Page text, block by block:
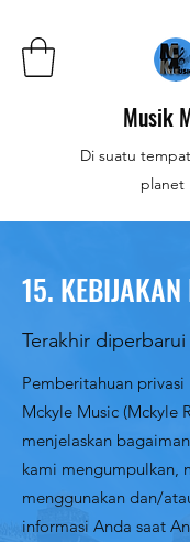
Musik
Di suatu
planet
15.
Terakhir
Pemberitahuan privasi
Mckyle Music (Mckyle
menjelaskan
kami mengumpulkan,
menggunakan dan/
informasi Anda saat